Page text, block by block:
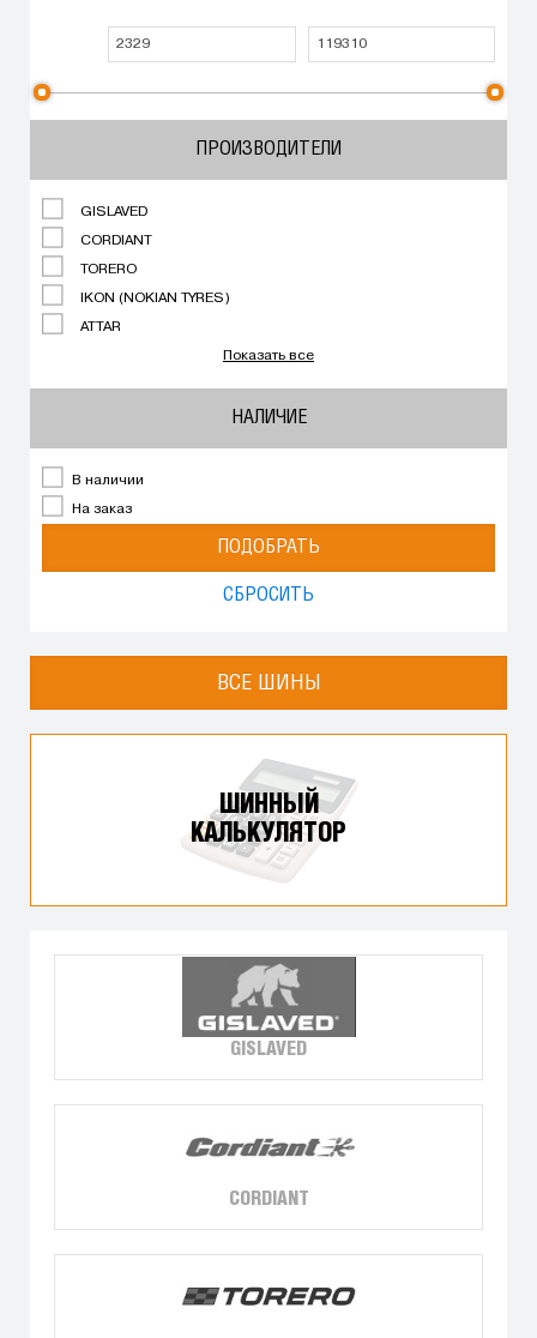
ПРОИЗВОДИТЕЛИ
GISLAVED
CORDIANT
TORERO
IKON (NOKIAN TYRES)
ATTAR
Показать все
НАЛИЧИЕ
В наличии
На заказ
ПОДОБРАТЬ
СБРОСИТЬ
ВСЕ ШИНЫ
ШИННЫЙ
КАЛЬКУЛЯТОР
GISLAVED
CORDIANT